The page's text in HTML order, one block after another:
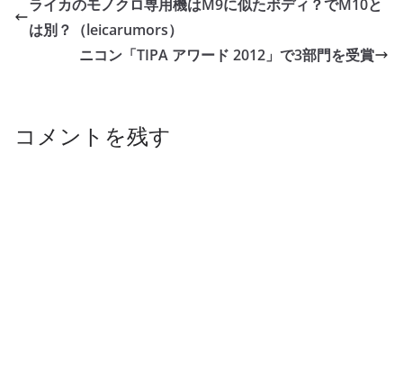
ライカのモノクロ専用機はM9に似たボディ？でM10と
は別？（leicarumors）
ニコン「TIPA アワード 2012」で3部門を受賞
コメントを残す